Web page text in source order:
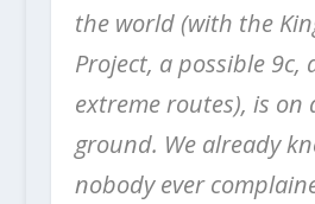
the world (with the
Project, a possible 9c,
extreme routes), is on
ground. We already
nobody ever